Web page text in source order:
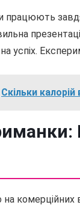
працюють
успіх.
Скільки калорій
комерційних